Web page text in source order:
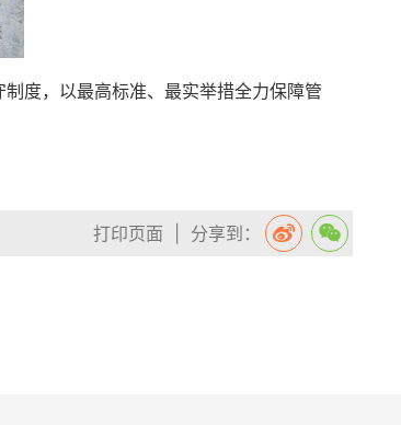
度，以最高标准、最实举措全力保障管
| 分享到：
打印页面